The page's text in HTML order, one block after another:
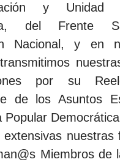
y Unidad
del Frente
Nacional, y en
por su
de los Asuntos
Popular
extensivas nuestras
Miembros de